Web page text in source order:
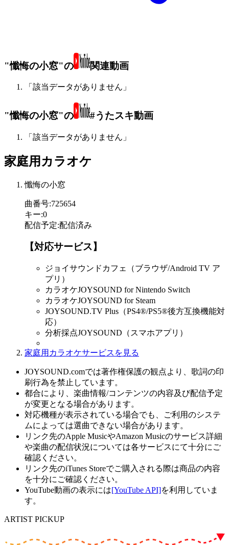
"懺悔の小窓"の 関連動画
「該当データがありません」
"懺悔の小窓"の #うたスキ動画
「該当データがありません」
家庭用カラオケ
懺悔の小窓
曲番号:725654
キー:0
配信予定:配信済み
【対応サービス】
ジョイサウンドカフェ（ブラウザ/Android TV ア
プリ）
カラオケJOYSOUND for Nintendo Switch
カラオケJOYSOUND for Steam
JOYSOUND.TV Plus（PS4®/PS5®後方互換機能対
応）
分析採点JOYSOUND（スマホアプリ）
家庭用カラオケサービスを見る
JOYSOUND.comでは著作権保護の観点より、歌詞の印
刷行為を禁止しています。
都合により、楽曲情報/コンテンツの内容及び配信予定
が変更となる場合があります。
対応機種が表示されている場合でも、ご利用のシステ
ムによっては選曲できない場合があります。
リンク先のApple MusicやAmazon Musicのサービス詳細
や楽曲の配信状況については各サービスにて十分にご
確認ください。
リンク先のiTunes Storeでご購入される際は商品の内容
を十分にご確認ください。
YouTube動画の表示には[YouTube API]を利用していま
す。
ARTIST PICKUP